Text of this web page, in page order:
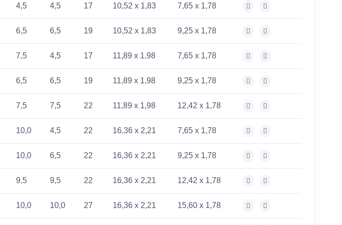
4,5 4,5 17 10,52 x 1,83 7,65 x 1,78
6,5 6,5 19 10,52 x 1,83 9,25 x 1,78
7,5 4,5 17 11,89 x 1,98 7,65 x 1,78
6,5 6,5 19 11,89 x 1,98 9,25 x 1,78
7,5 7,5 22 11,89 x 1,98 12,42 x 1,78
10,0 4,5 22 16,36 x 2,21 7,65 x 1,78
10,0 6,5 22 16,36 x 2,21 9,25 x 1,78
9,5 9,5 22 16,36 x 2,21 12,42 x 1,78
10,0 10,0 27 16,36 x 2,21 15,60 x 1,78